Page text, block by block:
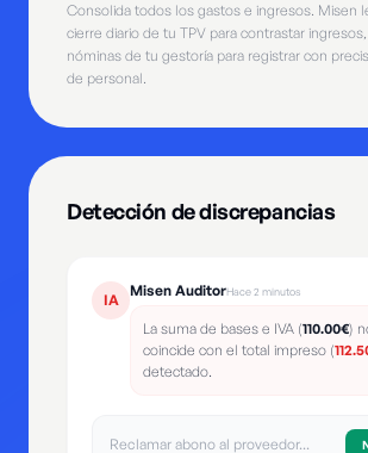
Consolida todos los gastos e ingresos. Misen
cierre diario de tu TPV para contrastar
nóminas de tu gestoría para registrar con
de personal.
Detección de discrepancias
IA
Misen AuditorHace 2 minutos
La suma de bases e IVA (110.00€)
coincide con el total impreso (
detectado.